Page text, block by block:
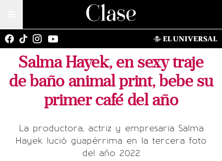
Salma Hayek, en sexy traje
de baño animal print, bebe su
primer café del año
La productora, actriz y empresaria Salma
Hayek lució guapérrima en la tercera foto
del año 2022